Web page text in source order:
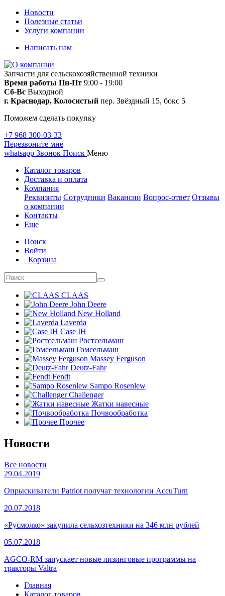
Новости
Полезные статьи
Услуги компании
Написать нам
Запчасти для сельскохозяйственной техники
Время работы Пн-Пт 9:00 - 19:00
Сб-Вс Выходной
г. Краснодар, Колосистый пер. Звёздный 15, бокс 5
Поможем сделать покупку
+7 968 300-03-33
Перезвоните мне
whatsapp Звонок Поиск Меню
Каталог товаров
Доставка и оплата
Компания
Реквизиты Сотрудники Вакансии Вопрос-ответ Отзывы
о компании
Контакты
Еще
Поиск
Войти
Корзина
CLAAS
John Deere
New Holland
Laverda
Case IH
Ростсельмаш
Гомсельмаш
Massey Ferguson
Deutz-Fahr
Fendt
Sampo Rosenlew
Challenger
Жатки навесные
Почвообработка
Прочее
Новости
Все новости
29.04.2019
Опрыскиватели Patriot получат технологии AccuTurn
20.07.2018
«Русмолко» закупила сельхозтехники на 346 млн рублей
05.07.2018
AGCO-RM запускает новые лизинговые программы на
тракторы Valtra
Главная
Каталог товаров